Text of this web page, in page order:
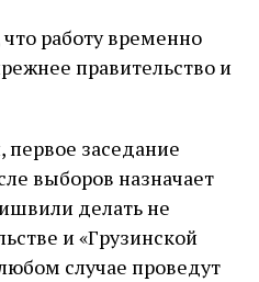
работу временно
правительство и
первое заседание
выборов назначает
делать не
и «Грузинской
случае проведут